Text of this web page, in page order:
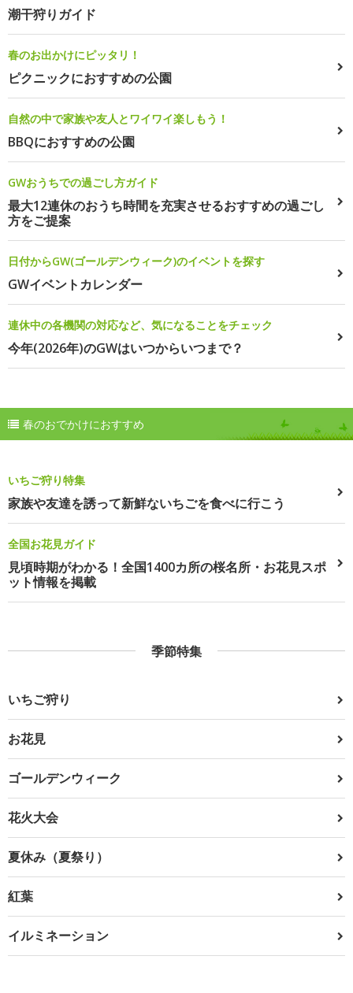
潮干狩りガイド
春のお出かけにピッタリ！
ピクニックにおすすめの公園
自然の中で家族や友人とワイワイ楽しもう！
BBQにおすすめの公園
GWおうちでの過ごし方ガイド
最大12連休のおうち時間を充実させるおすすめの過ごし
方をご提案
日付からGW(ゴールデンウィーク)のイベントを探す
GWイベントカレンダー
連休中の各機関の対応など、気になることをチェック
今年(2026年)のGWはいつからいつまで？
春のおでかけにおすすめ
いちご狩り特集
家族や友達を誘って新鮮ないちごを食べに行こう
全国お花見ガイド
見頃時期がわかる！全国1400カ所の桜名所・お花見スポ
ット情報を掲載
季節特集
いちご狩り
お花見
ゴールデンウィーク
花火大会
夏休み（夏祭り）
紅葉
イルミネーション